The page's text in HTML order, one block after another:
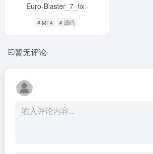
Euro-Blaster_7_fix-
# MT4 # 源码
暂无评论